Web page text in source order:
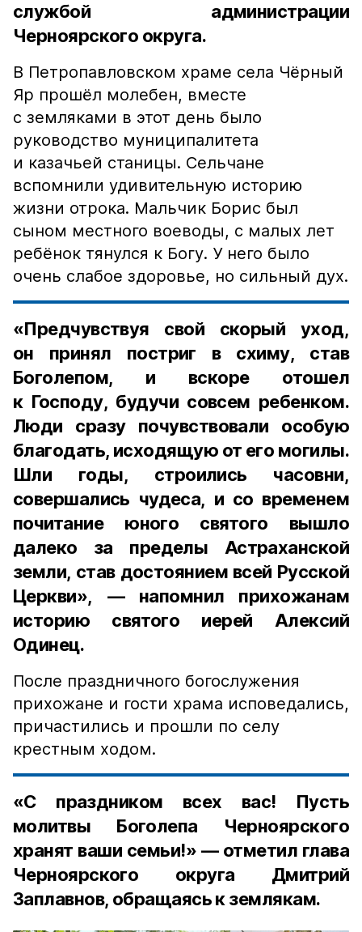
службой администрации
Черноярского округа.
В Петропавловском храме села Чёрный
Яр прошёл молебен, вместе
с земляками в этот день было
руководство муниципалитета
и казачьей станицы. Сельчане
вспомнили удивительную историю
жизни отрока. Мальчик Борис был
сыном местного воеводы, с малых лет
ребёнок тянулся к Богу. У него было
очень слабое здоровье, но сильный дух.
«Предчувствуя свой скорый уход,
он принял постриг в схиму, став
Боголепом, и вскоре отошел
к Господу, будучи совсем ребенком.
Люди сразу почувствовали особую
благодать, исходящую от его могилы.
Шли годы, строились часовни,
совершались чудеса, и со временем
почитание юного святого вышло
далеко за пределы Астраханской
земли, став достоянием всей Русской
Церкви», — напомнил прихожанам
историю святого иерей Алексий
Одинец.
После праздничного богослужения
прихожане и гости храма исповедались,
причастились и прошли по селу
крестным ходом.
«С праздником всех вас! Пусть
молитвы Боголепа Черноярского
хранят ваши семьи!» — отметил глава
Черноярского округа Дмитрий
Заплавнов, обращаясь к землякам.